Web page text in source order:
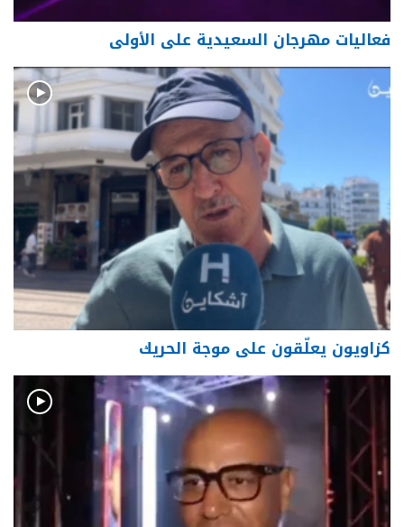
فعاليات مهرجان السعيدية على الأولى
كزاويون يعلّقون على موجة الحريك